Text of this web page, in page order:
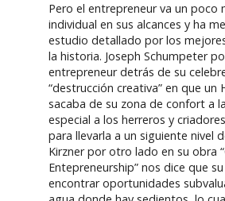
Pero el entrepreneur va un poco
individual en sus alcances y ha
estudio detallado por los
la historia. Joseph Schumpeter
entrepreneur detrás de su
“destrucción creativa” en que un
sacaba de su zona de confort a
especial a los herreros y
para llevarla a un siguiente nivel
Kirzner por otro lado en su obra
Entepreneurship” nos dice que
encontrar oportunidades